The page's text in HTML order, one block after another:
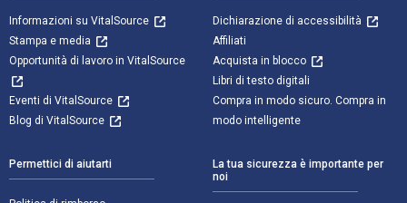
Informazioni su VitalSource
Stampa e media
Opportunità di lavoro in VitalSource
Eventi di VitalSource
Blog di VitalSource
Dichiarazione di accessibilità
Affiliati
Acquista in blocco
Libri di testo digitali
Compra in modo sicuro. Compra in
modo intelligente
Permettici di aiutarti
La tua sicurezza è importante per
noi